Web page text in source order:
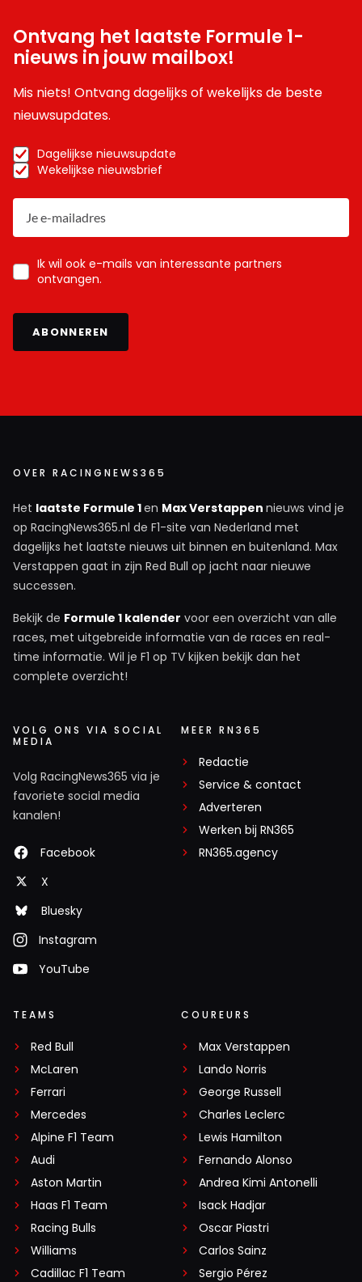
Ontvang het laatste Formule 1-
nieuws in jouw mailbox!
Mis niets! Ontvang dagelijks of wekelijks de beste
nieuwsupdates.
Dagelijkse nieuwsupdate
Wekelijkse nieuwsbrief
Ik wil ook e-mails van interessante partners
ontvangen.
ABONNEREN
OVER RACINGNEWS365
Het laatste Formule 1en Max Verstappen nieuws vind je
op RacingNews365.nl de F1-site van Nederland met
dagelijks het laatste nieuws uit binnen en buitenland. Max
Verstappen gaat in zijn Red Bull op jacht naar nieuwe
successen.
Bekijk de Formule 1 kalender voor een overzicht van alle
races, met uitgebreide informatie van de races en real-
time informatie. Wil je F1 op TV kijken bekijk dan het
complete overzicht!
VOLG ONS VIA SOCIAL
MEDIA
Volg RacingNews365 via je
favoriete social media
kanalen!
Facebook
X
Bluesky
Instagram
YouTube
MEER RN365
Redactie
Service & contact
Adverteren
Werken bij RN365
RN365.agency
TEAMS
Red Bull
McLaren
Ferrari
Mercedes
Alpine F1 Team
Audi
Aston Martin
Haas F1 Team
Racing Bulls
Williams
Cadillac F1 Team
COUREURS
Max Verstappen
Lando Norris
George Russell
Charles Leclerc
Lewis Hamilton
Fernando Alonso
Andrea Kimi Antonelli
Isack Hadjar
Oscar Piastri
Carlos Sainz
Sergio Pérez